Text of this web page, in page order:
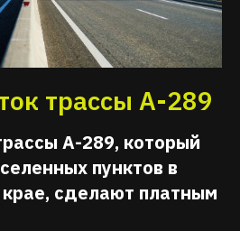
трассы А-289
А-289, который
пунктов в
сделают платным